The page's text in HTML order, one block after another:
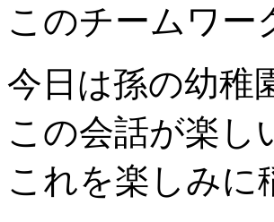
このチームワー
今日は孫の幼稚
この会話が楽し
これを楽しみに